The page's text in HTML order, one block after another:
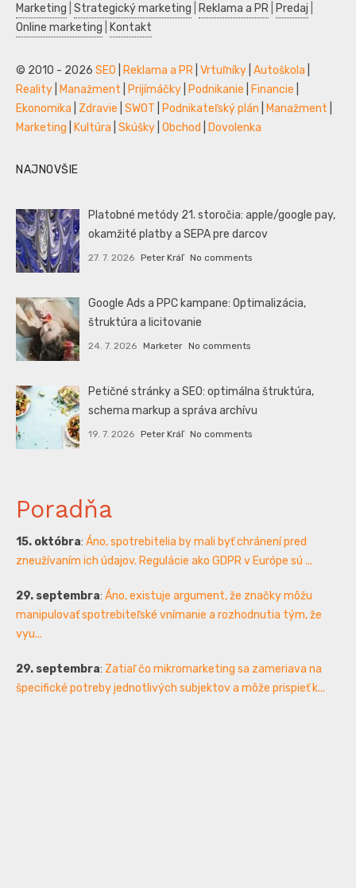
Marketing Strategický marketing Reklama a PR Predaj
Online marketing
Kontakt
© 2010 - 2026 SEO Reklama a PR Vrtuľníky Autoškola
Reality
Manažment Prijímáčky Podnikanie Financie
Ekonomika
Zdravie SWOT Podnikateľský plán Manažment
Marketing
Kultúra Skúšky Obchod Dovolenka
NAJNOVŠIE
Platobné metódy 21. storočia: apple/google pay,
okamžité platby a SEPA pre darcov
27. 7. 2026 Peter Kráľ No comments
Google Ads a PPC kampane: Optimalizácia,
štruktúra a licitovanie
24. 7. 2026 Marketer No comments
Petičné stránky a SEO: optimálna štruktúra,
schema markup a správa archívu
19. 7. 2026 Peter Kráľ No comments
Poradňa
15. októbra: Áno, spotrebitelia by mali byť chránení pred
zneužívaním ich údajov. Regulácie ako GDPR v Európe sú ...
29. septembra: Áno, existuje argument, že značky môžu
manipulovať spotrebiteľské vnímanie a rozhodnutia tým, že
vyu...
29. septembra: Zatiaľ čo mikromarketing sa zameriava na
špecifické potreby jednotlivých subjektov a môže prispieť k...